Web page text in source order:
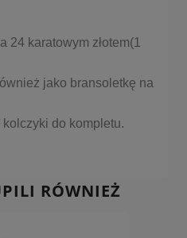
24 karatowym złotem(1
jako bransoletkę na
do kompletu.
RÓWNIEŻ